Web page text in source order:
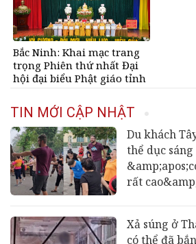
Bắc Ninh: Khai mạc trang
trọng Phiên thứ nhất Đại
hội đại biểu Phật giáo tỉnh
2031
TIN MỚI CẬP NHẬT
Du khách
thể dục
rất
Xả súng ở
có thể đã